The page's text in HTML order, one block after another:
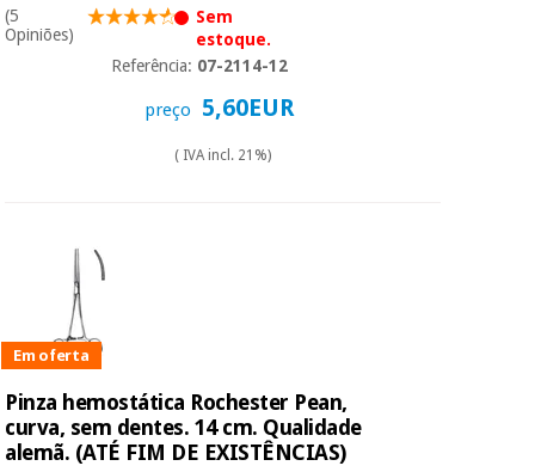
(5
Opiniões)
Sem
estoque.
Referência: 07-2114-12
preço 5,60EUR
( IVA incl. 21%)
Em oferta
Pinza hemostática Rochester Pean,
curva, sem dentes. 14 cm. Qualidade
alemã. (ATÉ FIM DE EXISTÊNCIAS)